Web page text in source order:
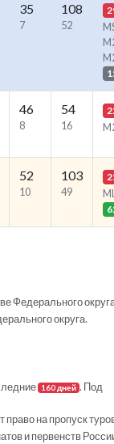
35
7
108
52
46
8
54
16
52
10
103
49
Федерального
округа.
160 дней . Под
право на пропуск
и первенств